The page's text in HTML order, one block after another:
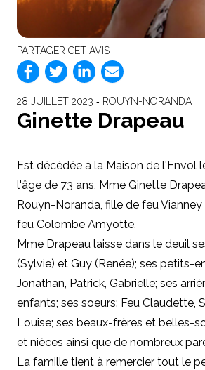
PARTAGER CET AVIS
28 JUILLET 2023 ‐ ROUYN-NORANDA
Ginette Drapeau
Est décédée à la Maison de l'Envol
l'âge de 73 ans, Mme Ginette
Rouyn-Noranda, fille de feu
feu Colombe Amyotte.
Mme Drapeau laisse dans le deuil
(Sylvie) et Guy (Renée); ses petits-
Jonathan, Patrick, Gabrielle; ses
enfants; ses soeurs: Feu Claudette,
Louise; ses beaux-frères et belles-
et nièces ainsi que de nombreux
La famille tient à remercier tout le